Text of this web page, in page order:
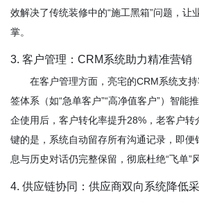
效解决了传统装修中的“施工黑箱”问题，让
掌。
3. 客户管理：CRM系统助力精准营销
在客户管理方面，亮宅的CRM系统支
签体系（如“急单客户”“高净值客户”）智能
企使用后，客户转化率提升28%，老客户转
键的是，系统自动留存所有沟通记录，即便
息与历史对话仍完整保留，彻底杜绝“飞单”
4. 供应链协同：供应商双向系统降低